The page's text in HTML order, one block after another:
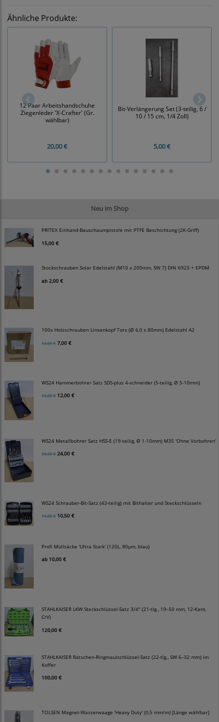
Neu im Shop
PRITEX Einhand-Bauschaumpistole mit PTFE Beschichtung (2K-Griff)
15,00 €
Stockschrauben Solar Edelstahl (M10 x 200mm, SW 7) DIN 6923 + EPDM
ab 2,00 €
100x Holzschrauben Linsenkopf Torx (Ø 6,0 x 80mm) Edelstahl A2
10,00 € 7,00 €
WS24 Hammerbohrer Satz SDS-plus 4-schneider (5-teilig, Ø 5-10mm)
15,00 € 12,00 €
WS24 Metallbohrer Satz HSS-E (19-teilig, Ø 1-10mm) M35 'Ohne Vorbohren'
30,00 € 24,00 €
WS24 Schrauber-Bit-Satz (43-teilig) mit Bithalter und Steckschlüsseln
15,00 € 10,50 €
Profi Müllsäcke 'Ultra Stark' (120L, 80µm, blau)
ab 10,00 €
STAHLKAISER LKW Steckschlüssel-Satz 3/4" (21-tlg., 19–50 mm, 12-Kant,
CrV)
120,00 €
STAHLKAISER Ratschen-Ringmaulschlüssel-Satz (22-tlg., SW 6–32 mm) im
Koffer
100,00 €
TOLSEN Magnet-Wasserwaage 'Heavy Duty' (0,5 mm/m) [Länge wählbar]
Ähnliche Produkte:
12 Paar Arbeitshandschuhe
Ziegenleder 'X-Crafter' (Gr.
wählbar)
20,00 €
Bit-Verlängerung Set (3-teilig, 6 /
10 / 15 cm, 1/4 Zoll)
5,00 €